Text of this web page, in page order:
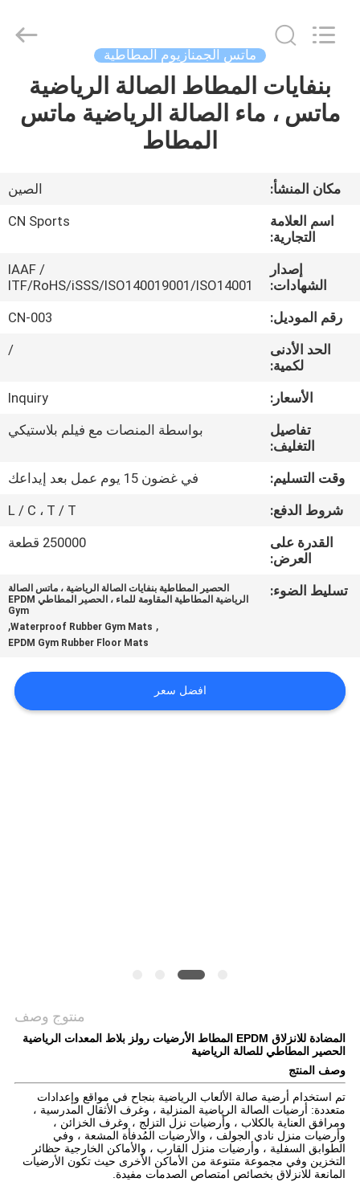
مسكن
معلومات
عنا
المعمل
مراقبة
الجودة
اتصل
بنا
اطلب
اقتباس
PRIVACY
POLICY
Materials
ماتس الجمنازيوم المطاطية
بنفايات المطاط الصالة الرياضية
ماتس ، ماء الصالة الرياضية ماتس
المطاط
مكان المنشأ:
الصين
اسم العلامة
التجارية:
CN Sports
إصدار
الشهادات:
IAAF /
ITF/RoHS/iSSS/ISO140019001/ISO14001
رقم الموديل:
CN-003
الحد الأدنى
لكمية:
/
الأسعار:
Inquiry
تفاصيل
التغليف:
بواسطة المنصات مع فيلم بلاستيكي
وقت التسليم:
في غضون 15 يوم عمل بعد إيداعك
شروط الدفع:
L / C ، T / T
القدرة على
العرض:
250000 قطعة
تسليط الضوء:
الحصير المطاطية بنفايات الصالة الرياضية ، ماتس الصالة
الرياضية المطاطية المقاومة للماء ، الحصير المطاطي EPDM
Gym
,
Waterproof Rubber Gym Mats
,
EPDM Gym Rubber Floor Mats
افضل سعر
منتوج وصف
المضادة للانزلاق EPDM المطاط الأرضيات رولز بلاط المعدات الرياضية
الحصير المطاطي للصالة الرياضية
وصف المنتج
تم استخدام أرضية صالة الألعاب الرياضية بنجاح في مواقع وإعدادات
متعددة: أرضيات الصالة الرياضية المنزلية ، وغرف الأثقال المدرسية ،
ومرافق العناية بالكلاب ، وأرضيات نزل التزلج ، وغرف الخزائن ،
وأرضيات منزل نادي الجولف ، والأرضيات المُدفأة المشعة ، وفي
الطوابق السفلية ، وأرضيات منزل القارب ، والأماكن الخارجية حظائر
التخزين وفي مجموعة متنوعة من الأماكن الأخرى حيث تكون الأرضيات
المانعة للانزلاق بخصائص امتصاص الصدمات مفيدة.